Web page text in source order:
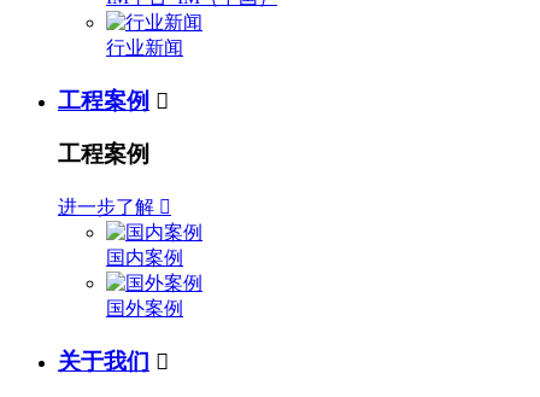
行业新闻
工程案例 
工程案例
进一步了解 
国内案例
国外案例
关于我们 